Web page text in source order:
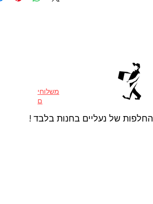
משלוחי
ם
החלפות של נעליים בחנות בלבד !